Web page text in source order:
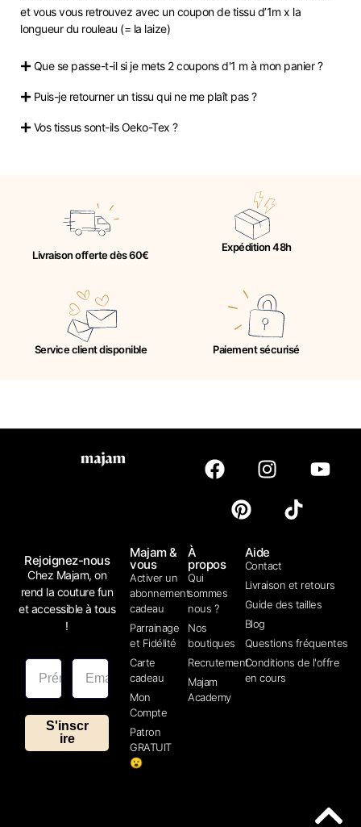
et vous vous retrouvez avec un coupon de tissu d’1m x la
longueur du rouleau (= la laize)
Que se passe-t-il si je mets 2 coupons d'1 m à mon panier ?
Puis-je retourner un tissu qui ne me plaît pas ?
Vos tissus sont-ils Oeko-Tex ?
Livraison offerte dès 60€
Expédition 48h
Service client disponible Paiement sécurisé
Aide
Contact
Livraison et retours
Guide des tailles
Blog
Questions fréquentes
Conditions de l'offre
en cours
À
propos
Qui
sommes
nous ?
Nos
boutiques
Recrutement
Majam
Academy
Majam &
vous
Activer un
abonnement
cadeau
Parrainage
et Fidélité
Carte
cadeau
Mon
Compte
Patron
GRATUIT
😮
Rejoignez-nous
Chez Majam, on
rend la couture fun
et accessible à tous
!
S'inscr
ire